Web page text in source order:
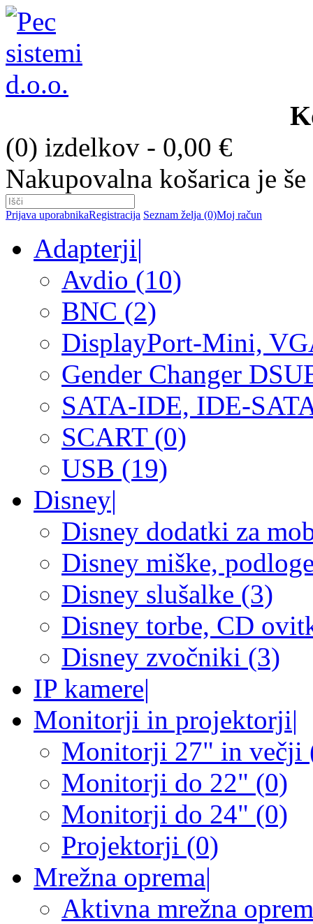
(0) izdelkov - 0,00 €
Nakupovalna košarica je
Prijava uporabnikaRegistracija Seznam želja (0)Moj račun
Adapterji|
Avdio (10)
BNC (2)
DisplayPort-Mini,
Gender Changer
SATA-IDE, IDE-
SCART (0)
USB (19)
Disney|
Disney dodatki za
Disney miške,
Disney slušalke (3)
Disney torbe, CD
Disney zvočniki (3)
IP kamere|
Monitorji in projektorji|
Monitorji 27" in večji
Monitorji do 22" (0)
Monitorji do 24" (0)
Projektorji (0)
Mrežna oprema|
Aktivna mrežna